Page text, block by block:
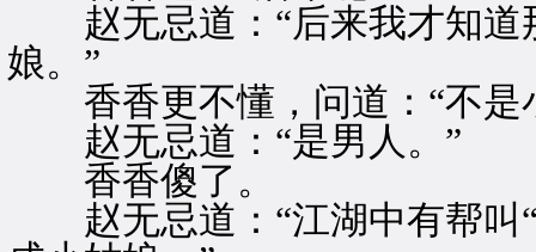
赵无忌道：“后来我才知道
娘。”
香香更不懂，问道：“不是
赵无忌道：“是男人。”
香香傻了。
赵无忌道：“江湖中有帮叫“